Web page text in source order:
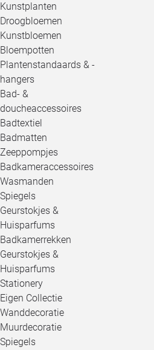
Kunstplanten
Droogbloemen
Kunstbloemen
Bloempotten
Plantenstandaards & -
hangers
Bad- &
doucheaccessoires
Badtextiel
Badmatten
Zeeppompjes
Badkameraccessoires
Wasmanden
Spiegels
Geurstokjes &
Huisparfums
Badkamerrekken
Geurstokjes &
Huisparfums
Stationery
Eigen Collectie
Wanddecoratie
Muurdecoratie
Spiegels